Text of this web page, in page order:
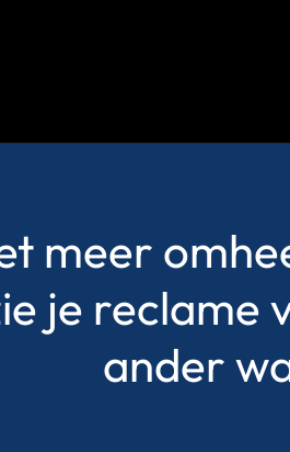
meer
je reclame
ander